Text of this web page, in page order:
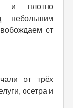
и плотно
небольшим
от
от трёх
осетра и